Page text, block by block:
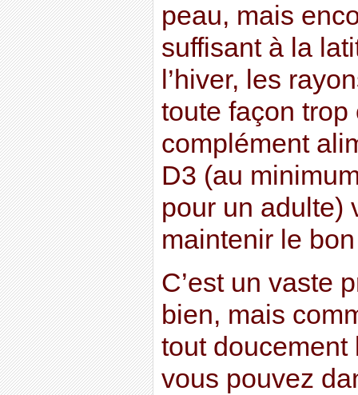
peau, mais
suffisant à la
l’hiver, les
toute façon
complément
D3 (au
pour un adulte)
maintenir le
C’est un vaste
bien, mais
tout doucement
vous pouvez